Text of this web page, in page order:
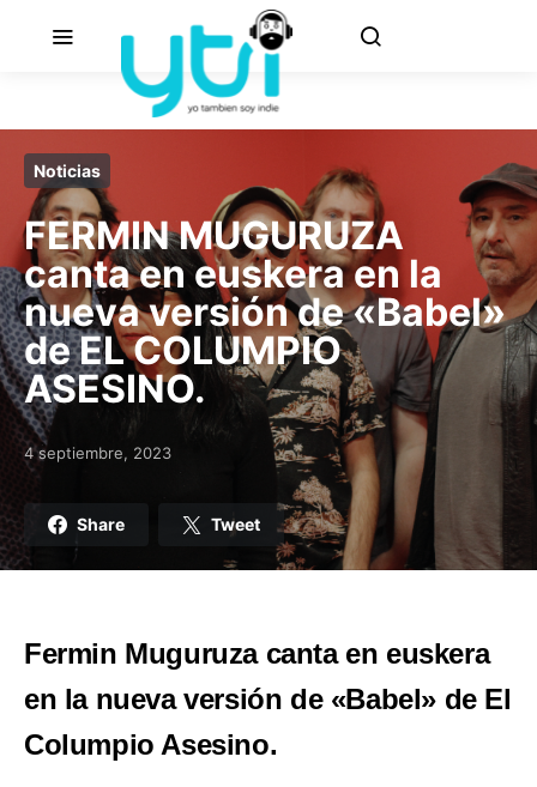
Noticias
FERMIN MUGURUZA
canta en euskera en la
nueva versión de «Babel»
de EL COLUMPIO
ASESINO.
Posted on
4 septiembre, 2023
Share Tweet
Fermin Muguruza canta en euskera
en la nueva versión de «Babel» de El
Columpio Asesino.